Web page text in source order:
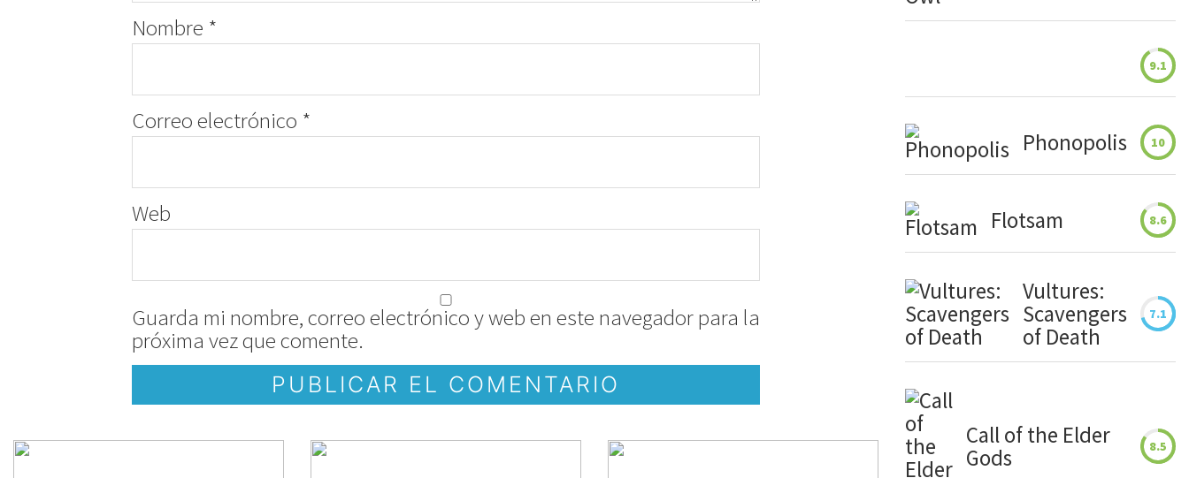
Nombre *
Correo electrónico *
Web
Guarda mi nombre, correo electrónico y web en este navegador para la
próxima vez que comente.
9.1
Phonopolis 10
Flotsam 8.6
Vultures:
Scavengers
of Death
7.1
Call of the Elder
Gods
8.5